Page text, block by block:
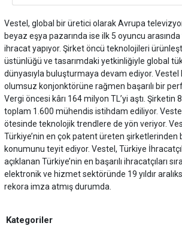
Vestel, global bir üretici olarak Avrupa
beyaz eşya pazarında ise ilk 5 oyuncu arasında
ihracat yapıyor. Şirket öncü teknolojileri
üstünlüğü ve tasarımdaki yetkinliğiyle global
dünyasıyla buluşturmaya devam ediyor. Vestel
olumsuz konjonktörüne rağmen başarılı bir
Vergi öncesi kârı 164 milyon TL’yi aştı. Şirketin
toplam 1.600 mühendis istihdam ediliyor.
ötesinde teknolojik trendlere de yön veriyor.
Türkiye’nin en çok patent üreten şirketlerinden
konumunu teyit ediyor. Vestel, Türkiye
açıklanan Türkiye’nin en başarılı ihracatçıları
elektronik ve hizmet sektöründe 19 yıldır
rekora imza atmış durumda.
Kategoriler